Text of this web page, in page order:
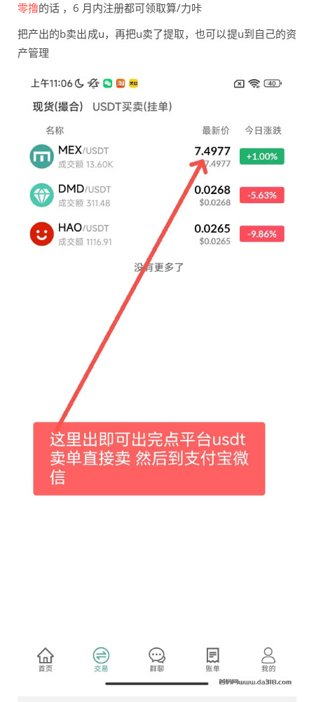
零撸的话 ，6 月内注册都可领取算/力咔
把产出的b卖出成u，再把u卖了提取，也可以提u到自己的资
产管理